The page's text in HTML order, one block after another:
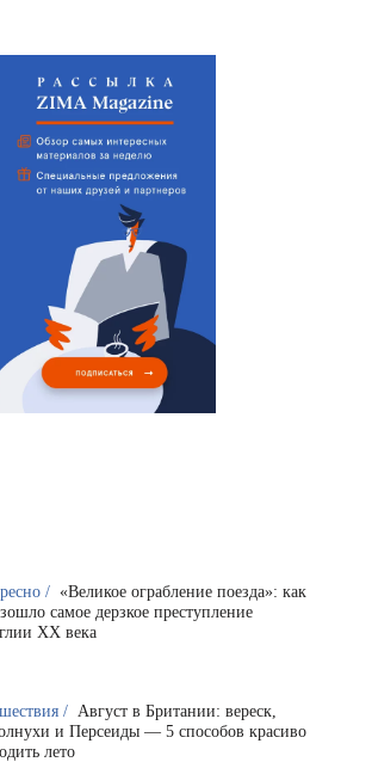
/ «Великое ограбление поезда»: как
самое дерзкое преступление
XX века
/ Август в Британии: вереск,
и Персеиды — 5 способов красиво
лето